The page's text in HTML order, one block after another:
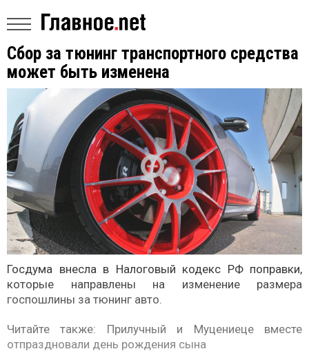
Сбор за тюнинг транспортного средства
может быть изменена
Госдума внесла в Налоговый кодекс РФ поправки,
которые направлены на изменение размера
госпошлины за тюнинг авто.
Читайте также: Прилучный и Муцениеце вместе
отпраздновали день рождения сына